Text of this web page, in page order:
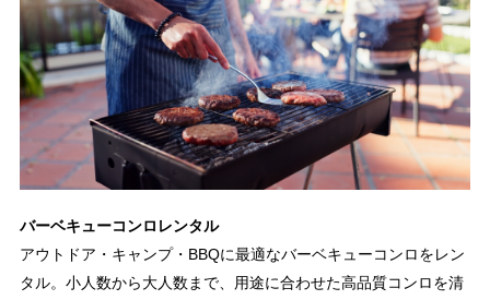
バーベキューコンロレンタル
アウトドア・キャンプ・BBQに最適なバーベキューコンロをレン
タル。小人数から大人数まで、用途に合わせた高品質コンロを清